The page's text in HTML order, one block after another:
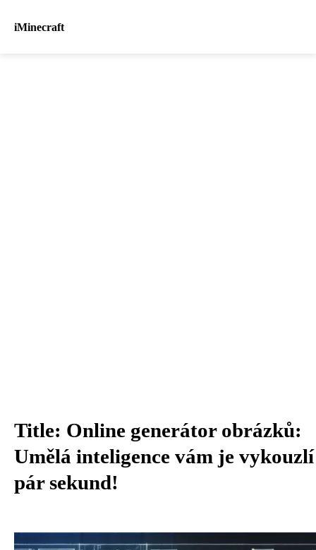
iMinecraft
Title: Online generátor obrázků:
Umělá inteligence vám je
pár sekund!